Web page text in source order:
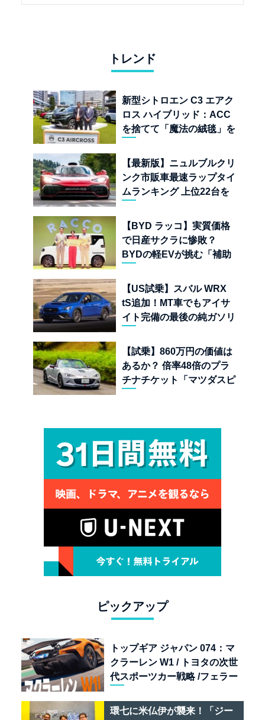
トレンド
新型シトロエン C3 エアク
ロス ハイブリッド：ACC
を捨てて「魔法の絨毯」を
児
【最新版】ニュルブルクリ
ンク市販車最速ラップタイ
ムランキング 上位22台を
【BYD ラッコ】実質価格
で日産サクラに惨敗？
BYDの軽EVが挑む「補助
界
【US試乗】スバル WRX
tS追加！MT車でもアイサ
イト完備の最後の純ガソリ
【試乗】860万円の価値は
あるか？ 倍率48倍のプラ
チナチケット「マツダスピ
ピックアップ
トップギア ジャパン 074：マ
クラーレン W1 / トヨタの次世
代スポーツカー戦略 /フェラー
リオ /ベントレー スーパース
環七に米仏伊が襲来！「ジー